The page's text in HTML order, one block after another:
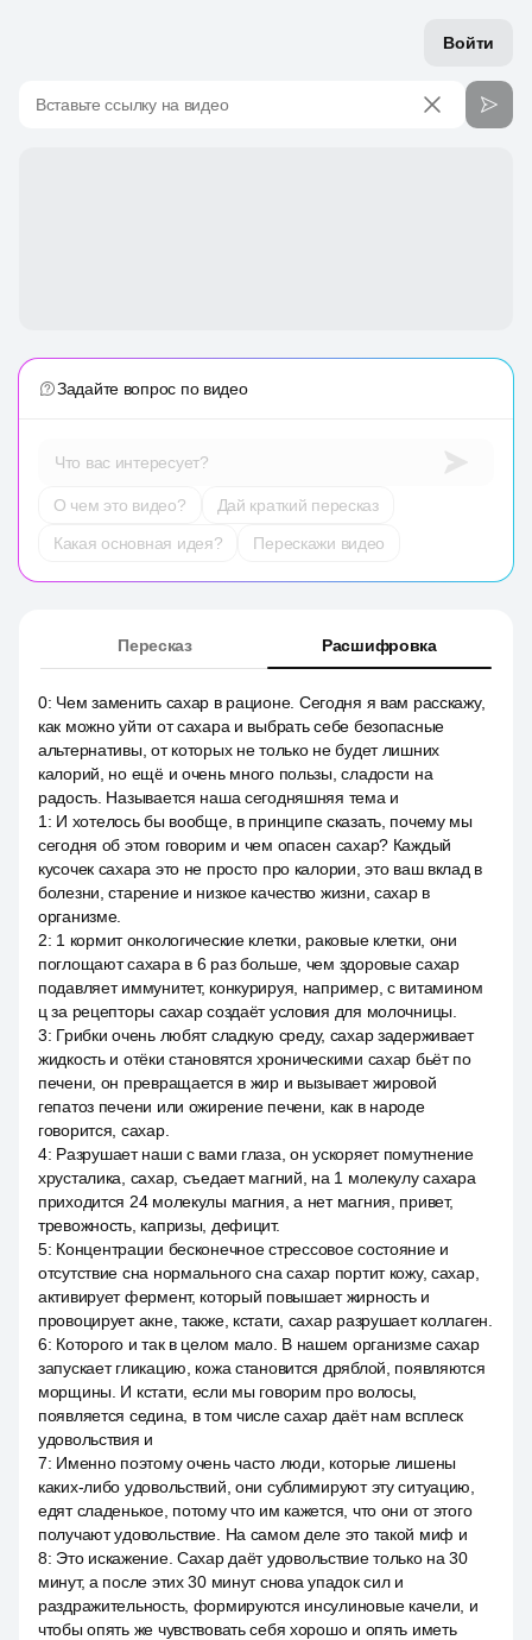
Войти
Вставьте ссылку на видео
Задайте вопрос по видео
Что вас интересует?
О чем это видео?
Дай краткий пересказ
Какая основная идея?
Перескажи видео
Пересказ Расшифровка
0: Чем заменить сахар в рационе. Сегодня я вам расскажу,
как можно уйти от сахара и выбрать себе безопасные
альтернативы, от которых не только не будет лишних
калорий, но ещё и очень много пользы, сладости на
радость. Называется наша сегодняшняя тема и
1 : И хотелось бы вообще, в принципе сказать, почему мы
сегодня об этом говорим и чем опасен сахар? Каждый
кусочек сахара это не просто про калории, это ваш вклад в
болезни, старение и низкое качество жизни, сахар в
организме.
2: 1 кормит онкологические клетки, раковые клетки, они
поглощают сахара в 6 раз больше, чем здоровые сахар
подавляет иммунитет, конкурируя, например, с витамином
ц за рецепторы сахар создаёт условия для молочницы.
3: Грибки очень любят сладкую среду, сахар задерживает
жидкость и отёки становятся хроническими сахар бьёт по
печени, он превращается в жир и вызывает жировой
гепатоз печени или ожирение печени, как в народе
говорится, сахар.
4: Разрушает наши с вами глаза, он ускоряет помутнение
хрусталика, сахар, съедает магний, на 1 молекулу сахара
приходится 24 молекулы магния, а нет магния, привет,
тревожность, капризы, дефицит.
5: Концентрации бесконечное стрессовое состояние и
отсутствие сна нормального сна сахар портит кожу, сахар,
активирует фермент, который повышает жирность и
провоцирует акне, также, кстати, сахар разрушает коллаген.
6: Которого и так в целом мало. В нашем организме сахар
запускает гликацию, кожа становится дряблой, появляются
морщины. И кстати, если мы говорим про волосы,
появляется седина, в том числе сахар даёт нам всплеск
удовольствия и
7: Именно поэтому очень часто люди, которые лишены
каких-либо удовольствий, они сублимируют эту ситуацию,
едят сладенькое, потому что им кажется, что они от этого
получают удовольствие. На самом деле это такой миф и
8: Это искажение. Сахар даёт удовольствие только на 30
минут, а после этих 30 минут снова упадок сил и
раздражительность, формируются инсулиновые качели, и
чтобы опять же чувствовать себя хорошо и опять иметь